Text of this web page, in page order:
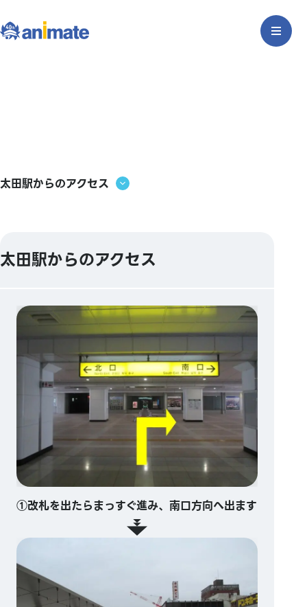
太田駅からのアクセス
太田駅からのアクセス
①改札を出たらまっすぐ進み、南口方向へ出ます